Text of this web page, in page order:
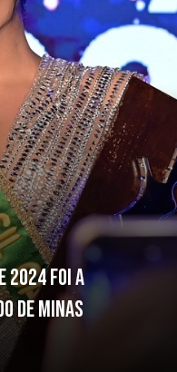
2024 foi a
de Minas